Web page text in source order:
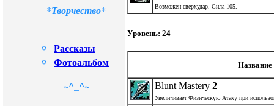
*Творчество*
Рассказы
Фотоальбом
~^_^~
Возможен сверхудар. Сила 105.
Уровень: 24
Название
Blunt Mastery 2
Увеличивает Физическую Атаку при